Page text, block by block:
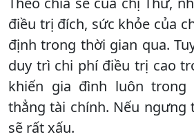
điều trị đích, sức khỏe của
định trong thời gian qua.
duy trì chi phí điều trị cao
khiến gia đình luôn trong
thẳng tài chính. Nếu ngưng
sẽ rất xấu.